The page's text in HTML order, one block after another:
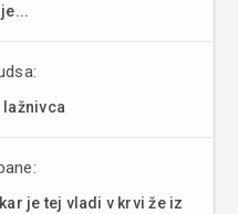
je tej vladi v krvi že iz